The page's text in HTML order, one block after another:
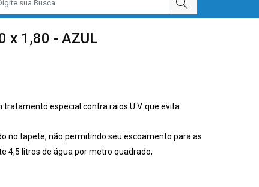
x 1,80 - AZUL
especial contra raios U.V. que evita
no tapete, não permitindo seu escoamento para as
4,5 litros de água por metro quadrado;